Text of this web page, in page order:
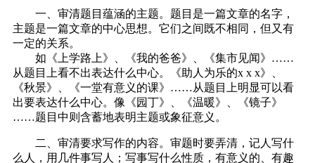
一、审清题目蕴涵的主题。题目是一篇文章的名字，
主题是一篇文章的中心思想。它们之间既不相同，但又有
一定的关系。
如《上学路上》、《我的爸爸》、《集市见闻》……
从题目上看不出表达什么中心。《助人为乐的x x x》、
《秋景》、《一堂有意义的课》……从题目上明显可以看
出要表达什么中心。像《园丁》、《温暖》、《镜子》
……题目中则含蓄地表明主题或象征意义。
二、审清要求写作的内容。审题时要弄清，记人写什
么人，用几件事写人；写事写什么性质，有意义的、有趣